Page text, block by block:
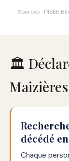
Sources : INSEE
🏛️
décédé
Chaque